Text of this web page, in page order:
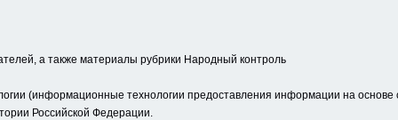
а также материалы рубрики Народный контроль
(информационные технологии предоставления информации на основе
Российской Федерации.